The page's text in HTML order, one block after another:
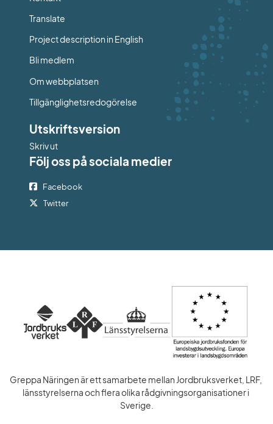
Translate
Project description in English
Bli medlem
Om webbplatsen
Tillgänglighetsredogörelse
Utskriftsversion
Skriv ut
Följ oss på sociala medier
Facebook
Twitter
Greppa Näringen är ett samarbete mellan Jordbruksverket, LRF,
länsstyrelserna och flera olika rådgivningsorganisationer i
Sverige.